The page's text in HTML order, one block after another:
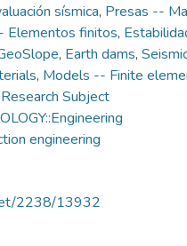
sísmica, Presas --
Elementos finitos,
, Earth dams,
, Models -- Finite
Research Subject
engineering
2238/13932